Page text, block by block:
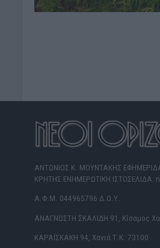
ΑΝΤΩΝΙΟΣ Κ. ΜΟΥΝΤΑΚΗΣ
ΚΡΗΤΗΣ ΕΝΗΜΕΡΩΤΙΚΗ ΙΣΤΟΣΕΛΙΔΑ:
Α.Φ.Μ. 044965796 Δ.Ο.Υ.
ΑΝΑΓΝΩΣΤΗ ΣΚΑΛΙΔΗ 91, Κίσαμος
ΚΑΡΑΪΣΚΑΚΗ 94, Χανιά Τ.Κ. 73100